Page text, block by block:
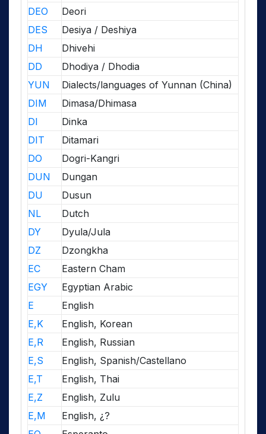
DEO
Deori
DES
Desiya / Deshiya
DH
Dhivehi
DD
Dhodiya / Dhodia
YUN
Dialects/languages of Yunnan (China)
DIM
Dimasa/Dhimasa
DI
Dinka
DIT
Ditamari
DO
Dogri-Kangri
DUN
Dungan
DU
Dusun
NL
Dutch
DY
Dyula/Jula
DZ
Dzongkha
EC
Eastern Cham
EGY
Egyptian Arabic
E
English
E,K
English, Korean
E,R
English, Russian
E,S
English, Spanish/Castellano
E,T
English, Thai
E,Z
English, Zulu
E,M
English, ¿?